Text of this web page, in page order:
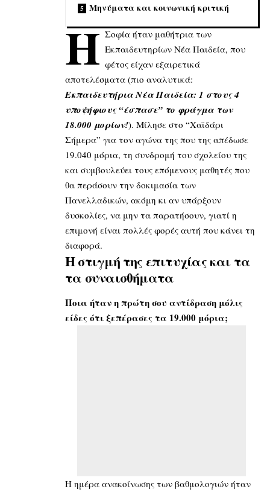
Μηνύματα και κοινωνική κριτική
Η Σοφία ήταν μαθήτρια των
Εκπαιδευτηρίων Νέα Παιδεία, που
φέτος είχαν εξαιρετικά
αποτελέσματα (πιο αναλυτικά:
Εκπαιδευτήρια Νέα Παιδεία: 1 στους 4
υποψήφιους “έσπασε” το φράγμα των
18.000 μορίων!). Μίλησε στο “Χαϊδάρι
Σήμερα” για τον αγώνα της που της απέδωσε
19.040 μόρια, τη συνδρομή του σχολείου της
και συμβουλεύει τους επόμενους μαθητές που
θα περάσουν την δοκιμασία των
Πανελλαδικών, ακόμη κι αν υπάρξουν
δυσκολίες, να μην τα παρατήσουν, γιατί η
επιμονή είναι πολλές φορές αυτή που κάνει τη
διαφορά.
Η στιγμή της επιτυχίας και τα
τα συναισθήματα
Ποια ήταν η πρώτη σου αντίδραση μόλις
είδες ότι ξεπέρασες τα 19.000 μόρια;
Η ημέρα ανακοίνωσης των βαθμολογιών ήταν